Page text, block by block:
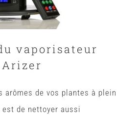
vaporisateur
Arizer
arômes de vos plantes à plein
de nettoyer aussi